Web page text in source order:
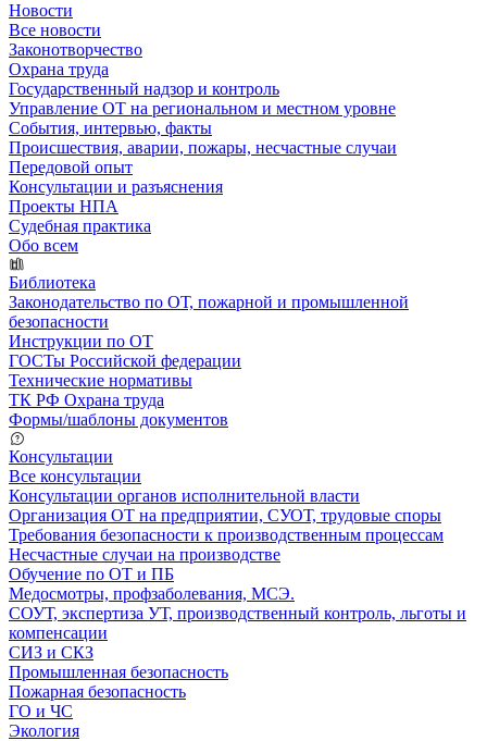
Новости
Все новости
Законотворчество
Охрана труда
Государственный надзор и контроль
Управление ОТ на региональном и местном уровне
События, интервью, факты
Происшествия, аварии, пожары, несчастные случаи
Передовой опыт
Консультации и разъяснения
Проекты НПА
Судебная практика
Обо всем
Библиотека
Законодательство по ОТ, пожарной и промышленной
безопасности
Инструкции по ОТ
ГОСТы Российской федерации
Технические нормативы
ТК РФ Охрана труда
Формы/шаблоны документов
Консультации
Все консультации
Консультации органов исполнительной власти
Организация ОТ на предприятии, СУОТ, трудовые споры
Требования безопасности к производственным процессам
Несчастные случаи на производстве
Обучение по ОТ и ПБ
Медосмотры, профзаболевания, МСЭ.
СОУТ, экспертиза УТ, производственный контроль, льготы и
компенсации
СИЗ и СКЗ
Промышленная безопасность
Пожарная безопасность
ГО и ЧС
Экология